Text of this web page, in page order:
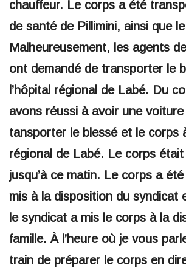
chauffeur. Le corps a été
de santé de Pillimini, ainsi que
Malheureusement, les agents
ont demandé de transporter le
l’hôpital régional de Labé. Du
avons réussi à avoir une
tansporter le blessé et le corps
régional de Labé. Le corps
jusqu’à ce matin. Le corps a
mis à la disposition du syndicat
le syndicat a mis le corps à la
famille. À l’heure où je vous
train de préparer le corps en